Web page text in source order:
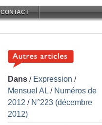
CONTACT
Dans / Expression /
Mensuel AL / Numéros de
2012 / N°223 (décembre
2012)